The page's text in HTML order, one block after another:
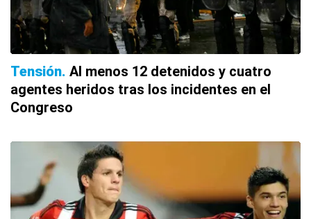
Tensión Al menos 12 detenidos y cuatro
agentes heridos tras los incidentes en el
Congreso